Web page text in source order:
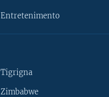
Entretenimento
Tigrigna
Zimbabwe